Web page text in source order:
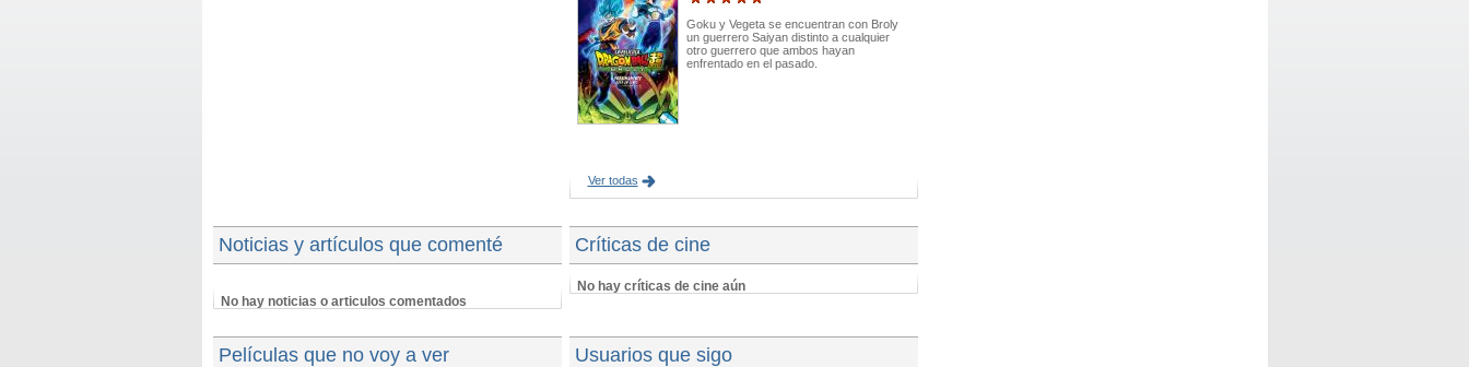
Goku y Vegeta se encuentran con Broly
un guerrero Saiyan distinto a cualquier
otro guerrero que ambos hayan
enfrentado en el pasado.
Ver todas
Noticias y artículos que comenté
No hay noticias o articulos comentados
Críticas de cine
No hay críticas de cine aún
Películas que no voy a ver Usuarios que sigo